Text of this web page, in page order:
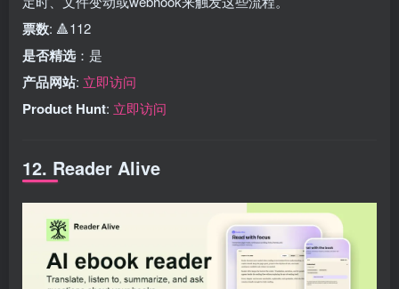
票数: 🔺112
是否精选 ：是
产品网站: 立即访问
Product Hunt: 立即访问
12. Reader Alive